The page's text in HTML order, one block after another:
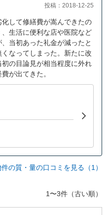
投稿：2018-12-25
して修繕費が嵩んできたの
生活に便利な店や医院など
当初あった礼金が減ったと
なってしまった。新たに改
の目論見が相当程度に外れ
が出てきた。
の質・量の口コミを見る（1）
1〜3件（古い順）